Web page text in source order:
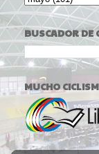
BUSCADOR DE
MUCHO